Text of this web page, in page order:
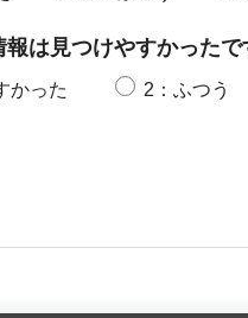
は見つけやすかったで
かった 2：ふつう